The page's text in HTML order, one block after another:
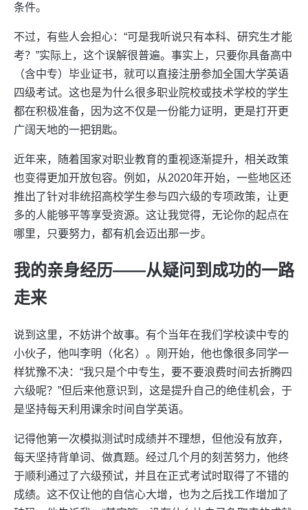
条件。
不过，有些人会担心：“可是我听说只有本科、研究生才能
考？”实际上，这个误解很普遍。事实上，只要你具备高中
（含中专）毕业证书，就可以直接注册参加全国大学英语
四级考试。这也是为什么很多职业院校或技术学校的学生
都在积极准备，因为这不仅是一份能力证明，更是打开更
广阔天地的一把钥匙。
近年来，随着国家对职业教育的重视逐渐提升，相关政策
也变得更加开放包容。例如，从2020年开始，一些地区还
推出了针对非统招高校学生参与四六级的专项政策，让更
多的人能够平等享受资源。这让我觉得，无论你的起点在
哪里，只要努力，都有机会迈出那一步。
我的亲身经历——从疑问到成功的一路
走来
说到这里，不妨讲个故事。有个当年在我们学校读中专的
小伙子，他叫李明（化名）。刚开始，他也像很多同学一
样犹豫不决：“我只是个中专生，要不要浪费时间去折腾四
六级呢？”但后来他意识到，这是提升自己的绝佳机会，于
是坚持每天利用课余时间自学英语。
记得他第一次模拟测试时成绩并不理想，但他没有放弃，
每天坚持背单词、做真题。经过几个月的刻苦努力，他终
于顺利通过了六级预试，并且在正式考试时取得了不错的
成绩。这不仅让他的自信心大增，也为之后找工作增加了